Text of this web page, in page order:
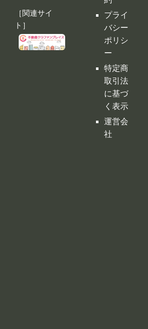
［関連サイ
ト］
プライ
バシー
ポリシ
ー
特定商
取引法
に基づ
く表示
運営会
社